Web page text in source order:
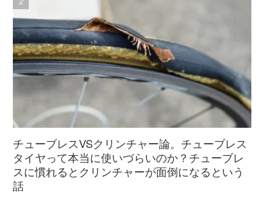
チューブレスVSクリンチャー論。チューブレス
タイヤって本当に使いづらいのか？チューブレ
スに慣れるとクリンチャーが面倒になるという
話